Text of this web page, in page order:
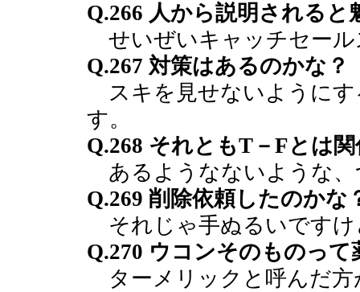
Q.266 人から説明される
せいぜいキャッチセール
Q.267 対策はあるのかな？
スキを見せないようにす
す。
Q.268 それともT－Fとは
あるようなないような、
Q.269 削除依頼したのかな
それじゃ手ぬるいですけ
Q.270 ウコンそのものっ
ターメリックと呼んだ方